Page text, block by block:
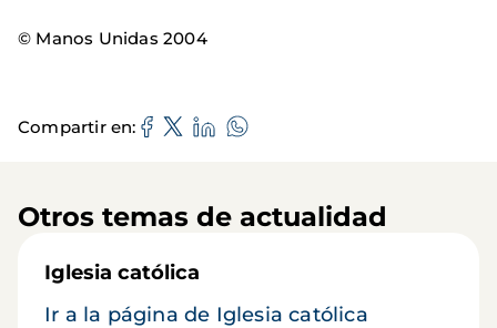
© Manos Unidas 2004
Compartir en
Otros temas de actualidad
Iglesia católica
Ir a la página de Iglesia católica